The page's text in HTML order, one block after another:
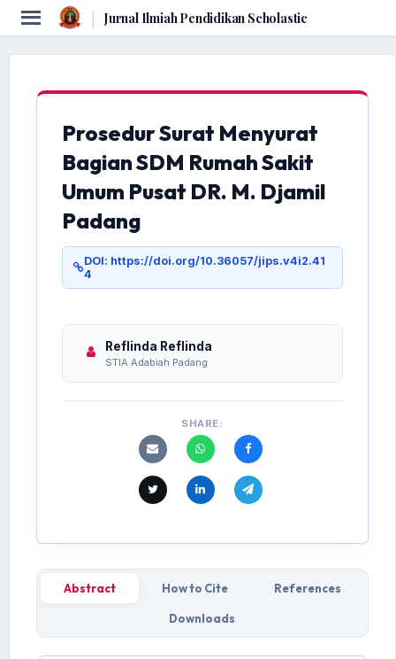
| Jurnal Ilmiah Pendidikan Scholastic
Prosedur Surat Menyurat
Bagian SDM Rumah Sakit
Umum Pusat DR. M. Djamil
Padang
DOI: https://doi.org/10.36057/jips.v4i2.41
4
Reflinda Reflinda
STIA Adabiah Padang
SHARE:
Abstract How to Cite References
Downloads